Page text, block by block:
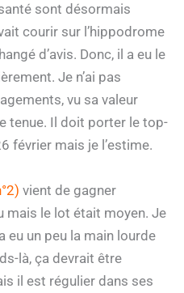
sont désormais
courir sur l’hippodrome
d’avis. Donc, il a eu le
Je n’ai pas
vu sa valeur
tenue. Il doit porter le top-
février mais je l’estime.
vient de gagner
mais le lot était moyen. Je
eu un peu la main lourde
là, ça devrait être
il est régulier dans ses